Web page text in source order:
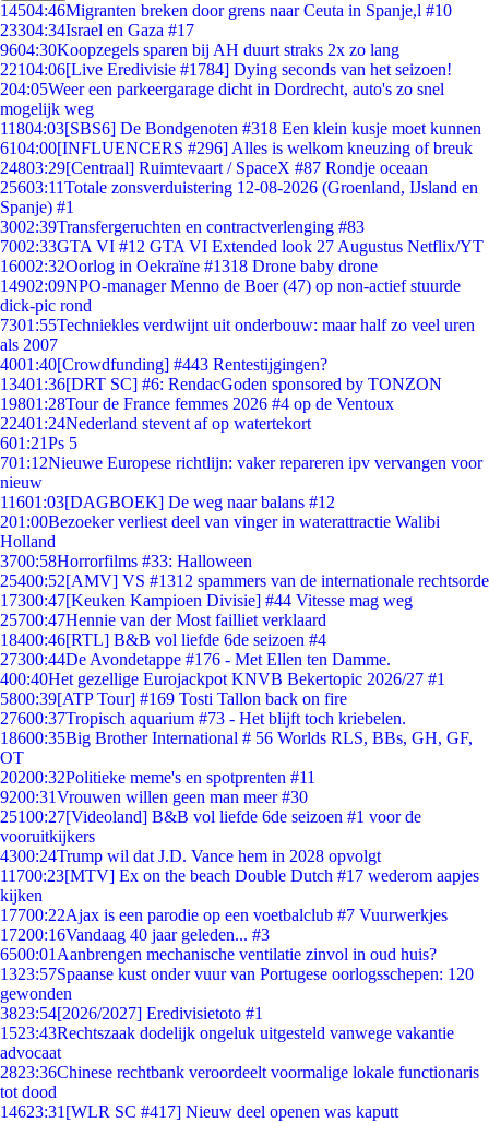
14504:46Migranten breken door grens naar Ceuta in Spanje,l #10
23304:34Israel en Gaza #17
9604:30Koopzegels sparen bij AH duurt straks 2x zo lang
22104:06[Live Eredivisie #1784] Dying seconds van het seizoen!
204:05Weer een parkeergarage dicht in Dordrecht, auto's zo snel
mogelijk weg
11804:03[SBS6] De Bondgenoten #318 Een klein kusje moet kunnen
6104:00[INFLUENCERS #296] Alles is welkom kneuzing of breuk
24803:29[Centraal] Ruimtevaart / SpaceX #87 Rondje oceaan
25603:11Totale zonsverduistering 12-08-2026 (Groenland, IJsland en
Spanje) #1
3002:39Transfergeruchten en contractverlenging #83
7002:33GTA VI #12 GTA VI Extended look 27 Augustus Netflix/YT
16002:32Oorlog in Oekraïne #1318 Drone baby drone
14902:09NPO-manager Menno de Boer (47) op non-actief stuurde
dick-pic rond
7301:55Techniekles verdwijnt uit onderbouw: maar half zo veel uren
als 2007
4001:40[Crowdfunding] #443 Rentestijgingen?
13401:36[DRT SC] #6: RendacGoden sponsored by TONZON
19801:28Tour de France femmes 2026 #4 op de Ventoux
22401:24Nederland stevent af op watertekort
601:21Ps 5
701:12Nieuwe Europese richtlijn: vaker repareren ipv vervangen voor
nieuw
11601:03[DAGBOEK] De weg naar balans #12
201:00Bezoeker verliest deel van vinger in waterattractie Walibi
Holland
3700:58Horrorfilms #33: Halloween
25400:52[AMV] VS #1312 spammers van de internationale rechtsorde
17300:47[Keuken Kampioen Divisie] #44 Vitesse mag weg
25700:47Hennie van der Most failliet verklaard
18400:46[RTL] B&B vol liefde 6de seizoen #4
27300:44De Avondetappe #176 - Met Ellen ten Damme.
400:40Het gezellige Eurojackpot KNVB Bekertopic 2026/27 #1
5800:39[ATP Tour] #169 Tosti Tallon back on fire
27600:37Tropisch aquarium #73 - Het blijft toch kriebelen.
18600:35Big Brother International # 56 Worlds RLS, BBs, GH, GF,
OT
20200:32Politieke meme's en spotprenten #11
9200:31Vrouwen willen geen man meer #30
25100:27[Videoland] B&B vol liefde 6de seizoen #1 voor de
vooruitkijkers
4300:24Trump wil dat J.D. Vance hem in 2028 opvolgt
11700:23[MTV] Ex on the beach Double Dutch #17 wederom aapjes
kijken
17700:22Ajax is een parodie op een voetbalclub #7 Vuurwerkjes
17200:16Vandaag 40 jaar geleden... #3
6500:01 Aanbrengen mechanische ventilatie zinvol in oud huis?
1323:57Spaanse kust onder vuur van Portugese oorlogsschepen: 120
gewonden
3823:54[2026/2027] Eredivisietoto #1
1523:43Rechtszaak dodelijk ongeluk uitgesteld vanwege vakantie
advocaat
2823:36Chinese rechtbank veroordeelt voormalige lokale functionaris
tot dood
14623:31 [WLR SC #417] Nieuw deel openen was kaputt